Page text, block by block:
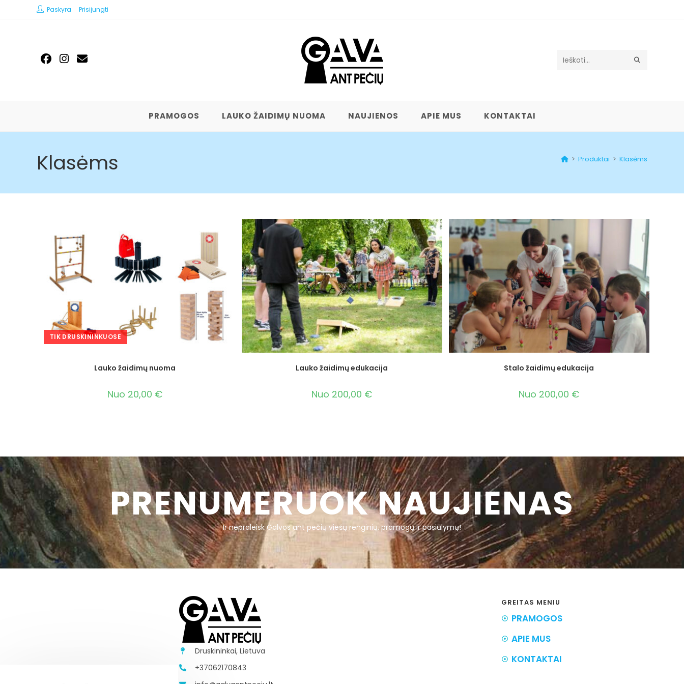
Paskyra Prisijungti
Search
PRAMOGOS LAUKO ŽAIDIMŲ NUOMA NAUJIENOS APIE MUS KONTAKTAI
Klasėms > Produktai > Klasėms
TIK DRUSKININKUOSE
Lauko žaidimų nuoma
Nuo 20,00 €
Lauko žaidimų edukacija
Nuo 200,00 €
Stalo žaidimų edukacija
Nuo 200,00 €
PRENUMERUOK NAUJIENAS
Ir nepraleisk Galvos ant pečių viešų renginių, pramogų ir pasiūlymų!
Druskininkai, Lietuva
+37062170843
GREITAS MENIU
PRAMOGOS
APIE MUS
KONTAKTAI